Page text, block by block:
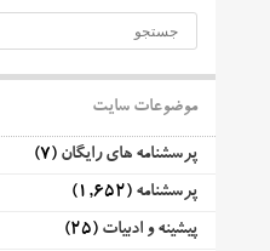
موضوعات سایت
پرسشنامه های رایگان (7)
پرسشنامه (1,652)
پیشینه و ادبیات (25)